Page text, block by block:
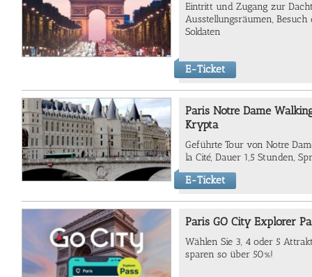
Eintritt und Zugang zur
Ausstellungsräumen, Besuch
Soldaten
E-Ticket
Paris Notre Dame
Krypta
Geführte Tour von Notre
la Cité, Dauer 1,5 Stunden,
E-Ticket
Paris GO City Explorer
Wählen Sie 3, 4 oder 5
sparen so über 50%!